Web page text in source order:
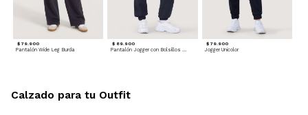
$ 79.900
Pantalón Wide Leg Burda
$ 89.900
Pantalón Jogger con Bolsillos Cargo
$ 79.900
Jogger Unicolor
Calzado para tu Outfit